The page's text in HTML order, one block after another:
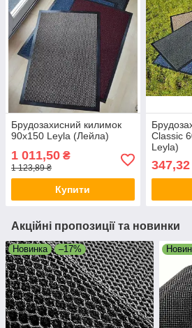
Брудозахисний килимок
90х150 Leyla (Лейла)
1 011,50 ₴
1 123,89 ₴
Купити
Classic
Leyla)
347,32
Акційні пропозиції та новинки
Новинка –17%